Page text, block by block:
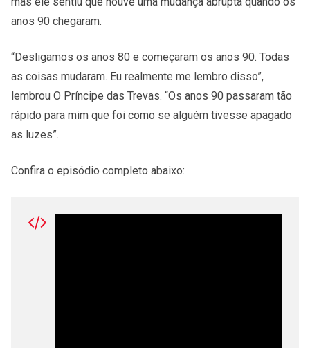
anos 90 chegaram.
“Desligamos os anos 80 e começaram os anos 90. Todas
as coisas mudaram. Eu realmente me lembro disso”,
lembrou O Príncipe das Trevas. “Os anos 90 passaram tão
rápido para mim que foi como se alguém tivesse apagado
as luzes”.
Confira o episódio completo abaixo: